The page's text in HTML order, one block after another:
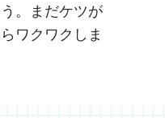
。まだケツが
ワクワクしま